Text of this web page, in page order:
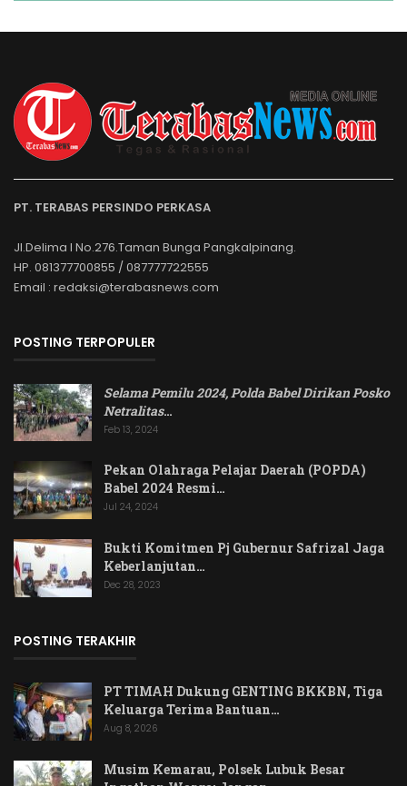
PT. TERABAS PERSINDO PERKASA
Jl.Delima I No.276.Taman Bunga Pangkalpinang.
HP. 081377700855 / 087777722555
Email : redaksi@terabasnews.com
POSTING TERPOPULER
Selama Pemilu 2024, Polda Babel Dirikan Posko
Netralitas…
Feb 13, 2024
Pekan Olahraga Pelajar Daerah (POPDA)
Babel 2024 Resmi…
Jul 24, 2024
Bukti Komitmen Pj Gubernur Safrizal Jaga
Keberlanjutan…
Dec 28, 2023
POSTING TERAKHIR
PT TIMAH Dukung GENTING BKKBN, Tiga
Keluarga Terima Bantuan…
Aug 8, 2026
Musim Kemarau, Polsek Lubuk Besar